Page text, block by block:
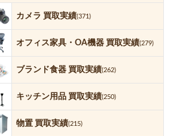
カメラ 買取実績(371)
オフィス家具・OA機器 買取実績(279)
ブランド食器 買取実績(262)
キッチン用品 買取実績(250)
物置 買取実績(215)